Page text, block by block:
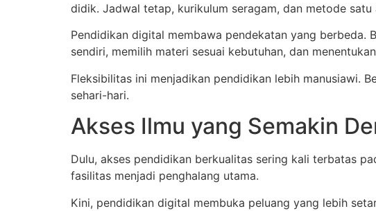
didik. Jadwal tetap, kurikulum seragam, dan metode satu
Pendidikan digital membawa pendekatan yang
sendiri, memilih materi sesuai kebutuhan, dan
Fleksibilitas ini menjadikan pendidikan lebih manusiawi.
sehari-hari.
Akses Ilmu yang Semakin
Dulu, akses pendidikan berkualitas sering kali terbatas
fasilitas menjadi penghalang utama.
Kini, pendidikan digital membuka peluang yang lebih